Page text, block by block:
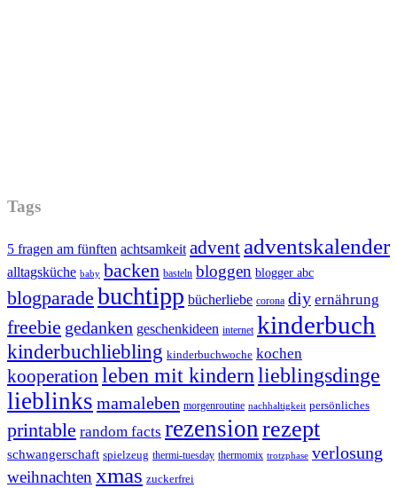
Tags
5 fragen am fünften achtsamkeit advent adventskalender
alltagsküche baby backen basteln bloggen blogger abc
blogparade buchtipp bücherliebe corona diy ernährung
freebie gedanken geschenkideen internet kinderbuch
kinderbuchliebling kinderbuchwoche kochen
kooperation leben mit kindernlieblingsdinge
lieblinks mamaleben morgenroutine nachhaltigkeit persönliches
printable random facts rezension rezept
schwangerschaft spielzeug thermi-tuesday thermomix trotzphase verlosung
weihnachten xmas zuckerfrei